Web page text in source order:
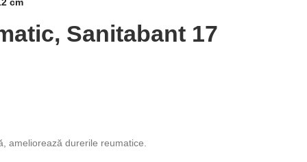
Sanitabant 17
ameliorează durerile reumatice.